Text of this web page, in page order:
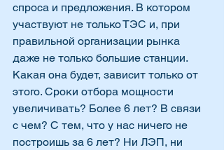
спроса и предложения. В котором
участвуют не только ТЭС и, при
правильной организации рынка
даже не только большие станции.
Какая она будет, зависит только от
этого. Сроки отбора мощности
увеличивать? Более 6 лет? В связи
с чем? С тем, что у нас ничего не
построишь за 6 лет? Ни ЛЭП, ни